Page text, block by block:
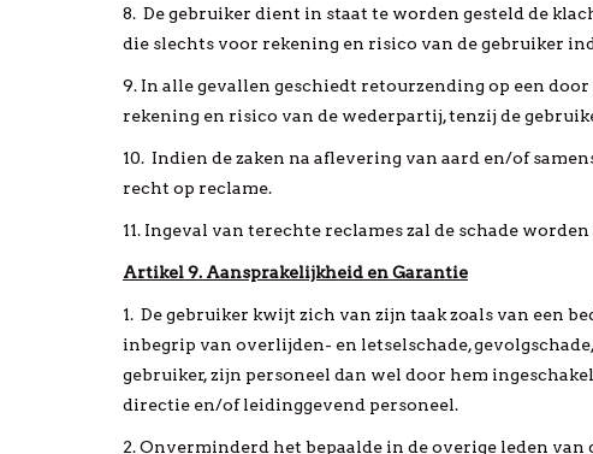
8. De gebruiker dient in staat te worden gesteld de
die slechts voor rekening en risico van de gebruiker
9. In alle gevallen geschiedt retourzending op een
rekening en risico van de wederpartij, tenzij de
10. Indien de zaken na aflevering van aard en/of
recht op reclame.
11. Ingeval van terechte reclames zal de schade
Artikel 9. Aansprakelijkheid en Garantie
1. De gebruiker kwijt zich van zijn taak zoals van een
inbegrip van overlijden- en letselschade,
gebruiker, zijn personeel dan wel door hem
directie en/of leidinggevend personeel.
2. Onverminderd het bepaalde in de overige leden